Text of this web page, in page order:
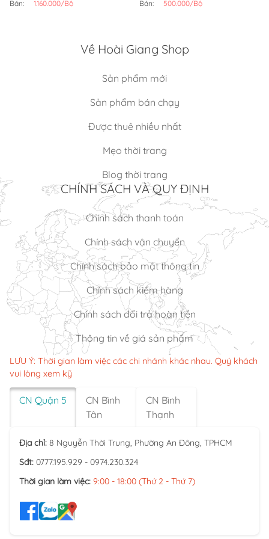
Bán:
1.160.000/Bộ
Bán:
500.000/Bộ
Về Hoài Giang Shop
Sản phẩm mới
Sản phẩm bán chạy
Được thuê nhiều nhất
Mẹo thời trang
Blog thời trang
CHÍNH SÁCH VÀ QUY ĐỊNH
Chính sách thanh toán
Chính sách vận chuyển
Chính sách bảo mật thông tin
Chính sách kiểm hàng
Chính sách đổi trả hoàn tiền
Thông tin về giá sản phẩm
LƯU Ý: Thời gian làm việc các chi nhánh khác nhau. Quý khách
vui lòng xem kỹ
CN Quận 5
CN Bình
Tân
CN Bình
Thạnh
Địa chỉ: 8 Nguyễn Thời Trung, Phường An Đông, TPHCM
Sđt: 0777.195.929 - 0974.230.324
Thời gian làm việc: 9:00 - 18:00 (Thứ 2 - Thứ 7)